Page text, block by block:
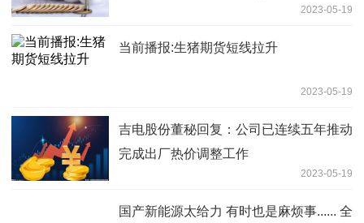
2023-05-19
当前播报:生猪期货短线拉升
2023-05-19
吉电股份董秘回复：公司已连续五年推动
完成出厂热价调整工作
2023-05-19
国产新能源太给力 有时也是麻烦事...... 全